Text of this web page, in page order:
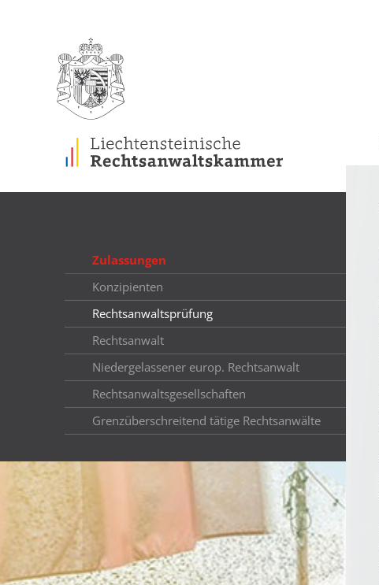
Zulassungen
Konzipienten
Rechtsanwaltsprüfung
Rechtsanwalt
Niedergelassener europ. Rechtsanwalt
Rechtsanwaltsgesellschaften
Grenzüberschreitend tätige Rechtsanwälte